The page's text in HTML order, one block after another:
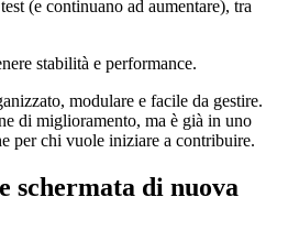
(e continuano ad aumentare), tra
stabilità e performance.
modulare e facile da gestire.
di miglioramento, ma è già in uno
per chi vuole iniziare a contribuire.
schermata di nuova